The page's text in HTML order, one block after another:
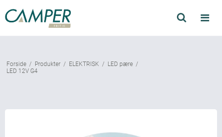
Find forhandler
Kataloger
Forside / Produkter / ELEKTRISK / LED pære /
LED 12V G4